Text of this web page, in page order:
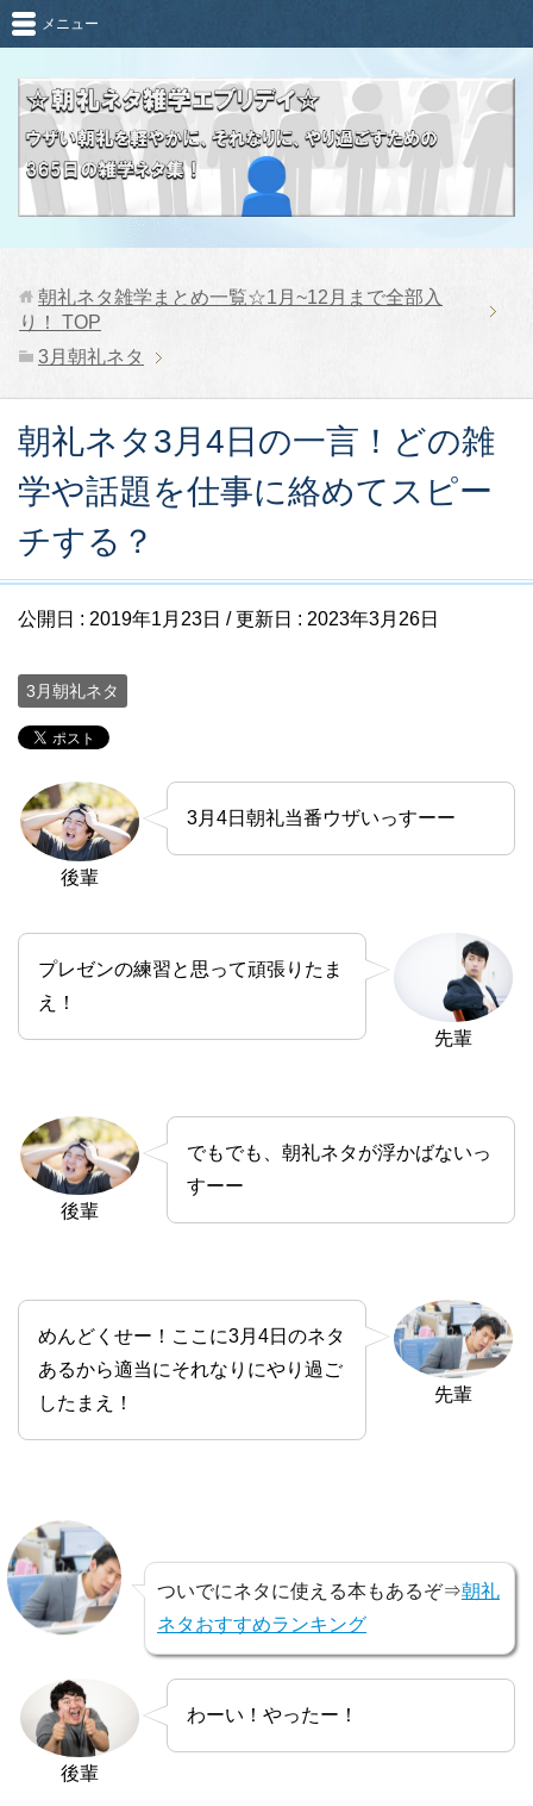
メニュー
朝礼ネタ雑学まとめ一覧☆1月~12月まで全部入
り！
TOP
3月朝礼ネタ
朝礼ネタ3月4日の一言！どの雑
学や話題を仕事に絡めてスピー
チする？
公開日 : 2019年1月23日 / 更新日 : 2023年3月26日
3月朝礼ネタ
後輩
3月4日朝礼当番ウザいっすーー
先輩
プレゼンの練習と思って頑張りたま
え！
後輩
でもでも、朝礼ネタが浮かばないっ
すーー
先輩
めんどくせー！ここに3月4日のネタ
あるから適当にそれなりにやり過ご
したまえ！
ついでにネタに使える本もあるぞ⇒朝礼
ネタおすすめランキング
後輩
わーい！やったー！